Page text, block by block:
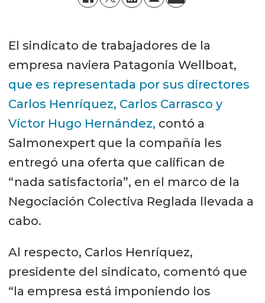
El sindicato de trabajadores de la
empresa naviera Patagonia Wellboat,
que es representada por sus directores
Carlos Henríquez, Carlos Carrasco y
Víctor Hugo Hernández, contó a
Salmonexpert que la compañía les
entregó una oferta que califican de
“nada satisfactoria”, en el marco de la
Negociación Colectiva Reglada llevada a
cabo.
Al respecto, Carlos Henríquez,
presidente del sindicato, comentó que
“la empresa está imponiendo los